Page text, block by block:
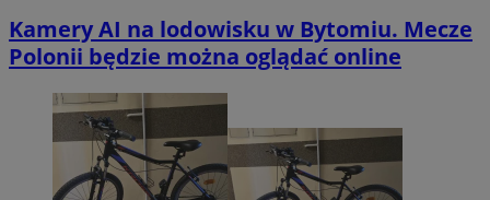
Kamery AI na lodowisku w Bytomiu. Mecze
Polonii będzie można oglądać online